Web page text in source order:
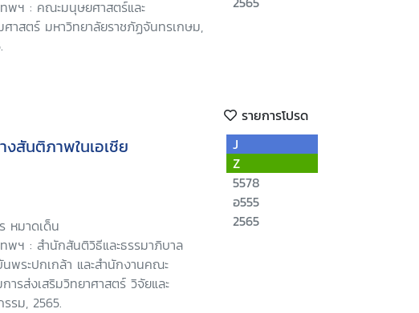
พฯ : คณะมนุษยศาสตร์และ
าสตร์ มหาวิทยาลัยราชภัฏจันทรเกษม,
รายการโปรด
สันติภาพในเอเชีย
หมาดเด็น
พฯ : สำนักสันติวิธีและธรรมาภิบาล
พระปกเกล้า และสำนักงานคณะ
ารส่งเสริมวิทยาศาสตร์ วิจัยและ
รม, 2565.
J
Z
5578
อ555
2565